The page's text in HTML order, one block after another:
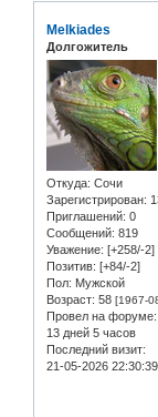
Melkiades
Долгожитель
Откуда: Сочи
Зарегистрирован:
Приглашений: 0
Сообщений: 819
Уважение: [+258/-2]
Позитив: [+84/-2]
Пол: Мужской
Возраст: 58 [1967-
Провел на форуме:
13 дней 5 часов
Последний визит:
21-05-2026 22:30:39